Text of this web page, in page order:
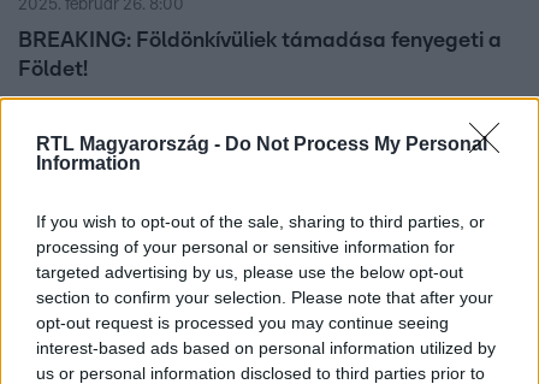
RTL Magyarország - Do Not Process My Personal
Information
If you wish to opt-out of the sale, sharing to third parties, or
processing of your personal or sensitive information for
targeted advertising by us, please use the below opt-out
section to confirm your selection. Please note that after your
opt-out request is processed you may continue seeing
interest-based ads based on personal information utilized by
us or personal information disclosed to third parties prior to
2025. február 26. 8:00
BREAKING: Földönkívüliek támadása fenyegeti a
Földet!
Március elején érkeznek a megmentők: jön a legendás
szuperhőscsapat, a Bosszúállók és a Bosszúállók: Ultron
kora a Film+ kínálatába.